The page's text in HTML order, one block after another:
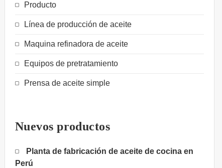
Producto
Línea de producción de aceite
Maquina refinadora de aceite
Equipos de pretratamiento
Prensa de aceite simple
Nuevos productos
Planta de fabricación de aceite de cocina en
Perú